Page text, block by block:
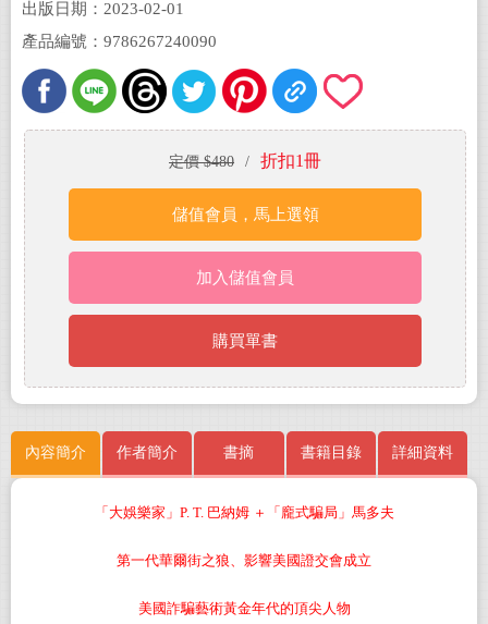
出版日期：2023-02-01
產品編號：9786267240090
定價 $480 / 折扣1冊
儲值會員，馬上選領
加入儲值會員
購買單書
內容簡介 作者簡介 書摘 書籍目錄 詳細資料
「大娛樂家」P. T. 巴納姆 ＋「龐式騙局」馬多夫
第一代華爾街之狼、影響美國證交會成立
美國詐騙藝術黃金年代的頂尖人物